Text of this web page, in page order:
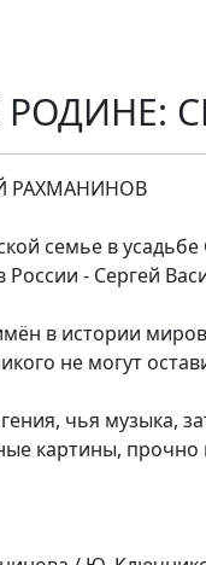
РАХМАНИНОВ
семье в
- Сергей
в истории
не могут
чья
картины,